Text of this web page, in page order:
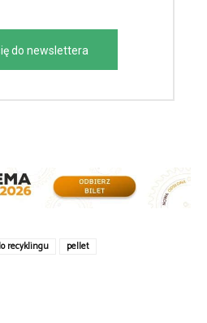
do newslettera
recyklingu
pellet